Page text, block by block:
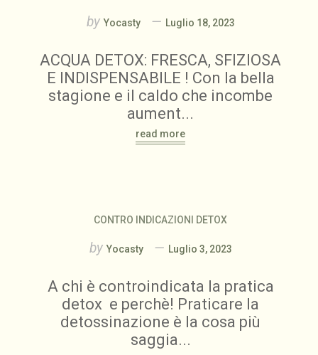
by Yocasty Luglio 18, 2023
ACQUA DETOX: FRESCA, SFIZIOSA
E INDISPENSABILE ! Con la bella
stagione e il caldo che incombe
aument...
read more
CONTRO INDICAZIONI DETOX
by Yocasty Luglio 3, 2023
A chi è controindicata la pratica
detox e perchè! Praticare la
detossinazione è la cosa più
saggia...